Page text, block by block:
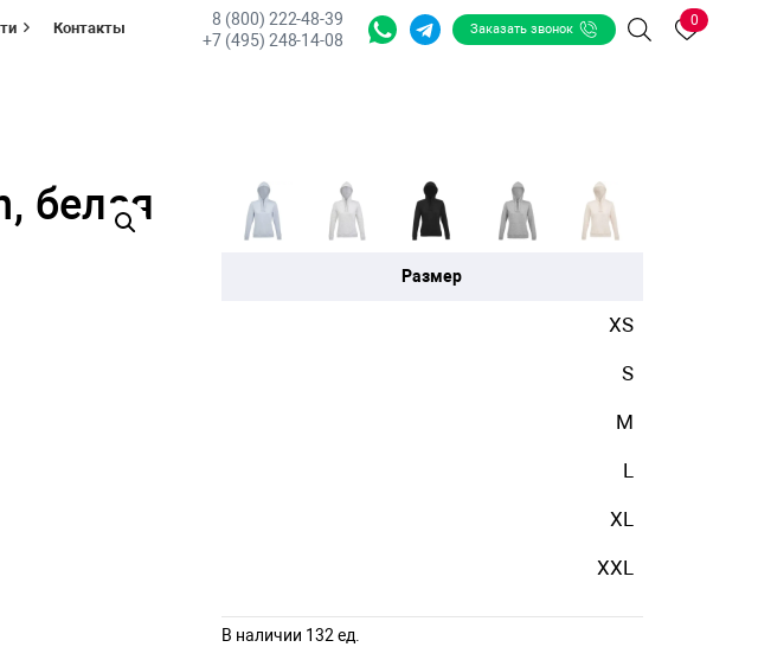
Контакты
8 (800) 222-48-39
+7 (495) 248-14-08
Заказать звонок
Поиск
0
белая
Размер
XS
S
M
L
XL
XXL
В наличии 132 ед.